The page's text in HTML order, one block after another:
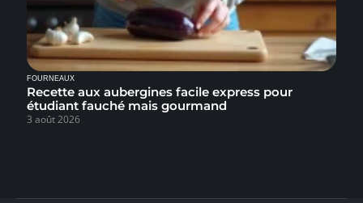
FOURNEAUX
Recette aux aubergines facile express pour
étudiant fauché mais gourmand
3 août 2026